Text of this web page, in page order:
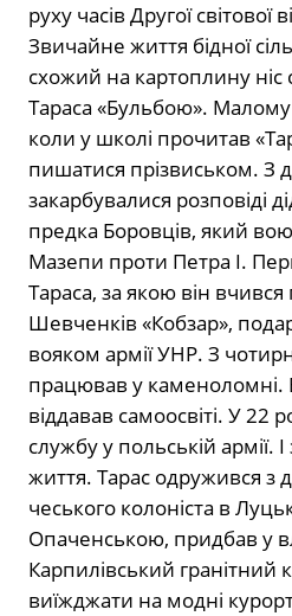
руху часів Другої світової
Звичайне життя бідної
схожий на картоплину ніс
Тараса «Бульбою».
коли у школі прочитав
пишатися прізвиськом. З
закарбувалися розповіді
предка Боровців, який
Мазепи проти Петра I.
Тараса, за якою він вчився
Шевченків «Кобзар»,
вояком армії УНР. З
працював у каменоломні.
віддавав самоосвіті. У 22
службу у польській армії. І
життя. Тарас одружився з
чеського колоніста в
Опаченською, придбав у
Карпилівський гранітний
виїжджати на модні